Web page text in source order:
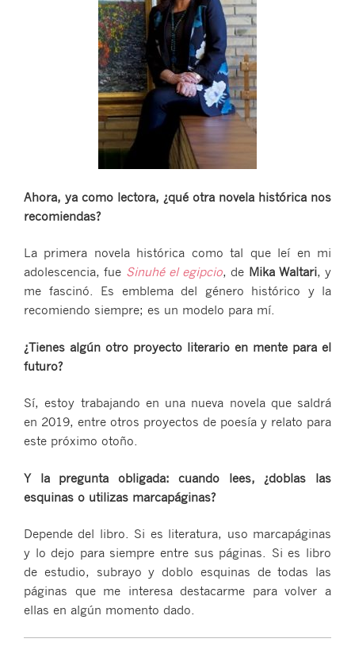
Ahora, ya como lectora, ¿qué otra novela histórica nos
recomiendas?
La primera novela histórica como tal que leí en mi
adolescencia, fue Sinuhé el egipcio, de Mika Waltari, y
me fascinó. Es emblema del género histórico y la
recomiendo siempre; es un modelo para mí.
¿Tienes algún otro proyecto literario en mente para el
futuro?
Sí, estoy trabajando en una nueva novela que saldrá
en 2019, entre otros proyectos de poesía y relato para
este próximo otoño.
Y la pregunta obligada: cuando lees, ¿doblas las
esquinas o utilizas marcapáginas?
Depende del libro. Si es literatura, uso marcapáginas
y lo dejo para siempre entre sus páginas. Si es libro
de estudio, subrayo y doblo esquinas de todas las
páginas que me interesa destacarme para volver a
ellas en algún momento dado.